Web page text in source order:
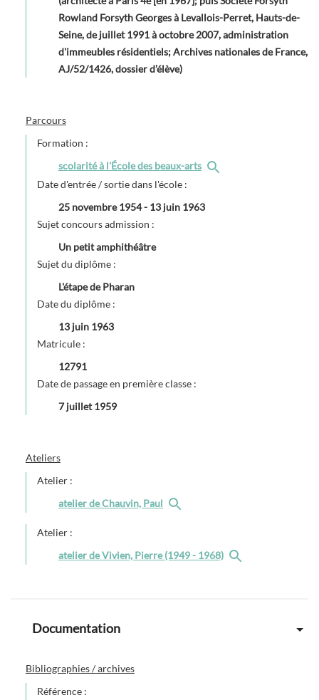
Rowland Forsyth Georges à Levallois-Perret, Hauts-de-
Seine, de juillet 1991 à octobre 2007, administration
d'immeubles résidentiels; Archives nationales de France,
AJ/52/1426, dossier d’élève)
Parcours
Formation :
scolarité à l'École des beaux-arts
Date d'entrée / sortie dans l'école :
25 novembre 1954- 13 juin 1963
Sujet concours admission :
Un petit amphithéâtre
Sujet du diplôme :
L'étape de Pharan
Date du diplôme :
13 juin 1963
Matricule :
12791
Date de passage en première classe :
7 juillet 1959
Ateliers
Atelier :
atelier de Chauvin, Paul
Atelier :
atelier de Vivien, Pierre (1949 - 1968)
Documentation
Bibliographies / archives
Référence :